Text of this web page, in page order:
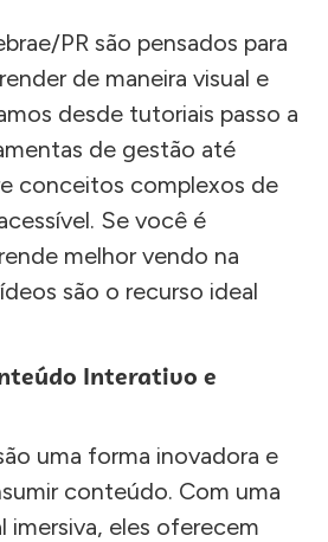
PR são pensados para
de maneira visual e
desde tutoriais passo a
de gestão até
conceitos complexos de
Se você é
melhor vendo na
são o recurso ideal
Interativo e
uma forma inovadora e
conteúdo. Com uma
imersiva, eles oferecem